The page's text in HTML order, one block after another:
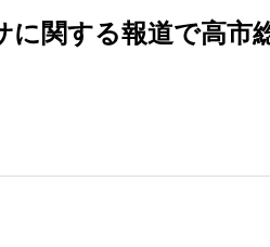
関する報道で高市